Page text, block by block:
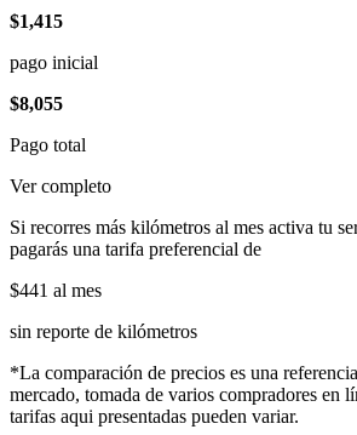
$1,415
pago inicial
$8,055
Pago total
Ver completo
Si recorres más kilómetros al mes activa tu
pagarás una tarifa preferencial de
$441 al mes
sin reporte de kilómetros
*La comparación de precios es una
mercado, tomada de varios compradores en
tarifas aqui presentadas pueden variar.